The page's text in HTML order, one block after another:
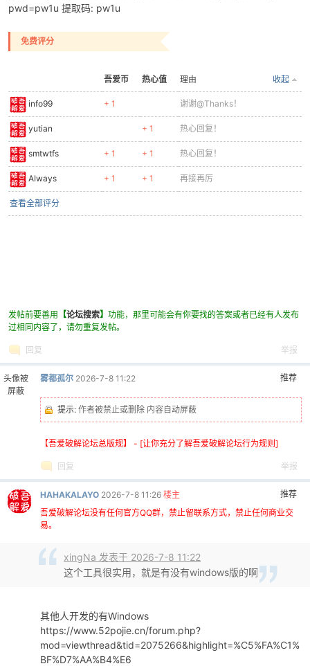
pwd=pw1u 提取码: pw1u
免费评分
吾爱币 热心值 收起
理由
info99 + 1 谢谢@Thanks！
yutian + 1 热心回复！
smtwtfs + 1 + 1 热心回复！
AIways + 1 + 1 再接再厉
查看全部评分
发帖前要善用 【论坛搜索】 功能，那里可能会有你要找的答案或者已经有人发布
过相同内容了，请勿重复发帖。
回复 举报
头像被
屏蔽
推荐
雾都孤尔 2026-7-8 11:22
提示: 作者被禁止或删除 内容自动屏蔽
【吾爱破解论坛总版规】 - [让你充分了解吾爱破解论坛行为规则]
回复 举报
推荐
HAHAKALAYO 2026-7-8 11:26 楼主
吾爱破解论坛没有任何官方QQ群，禁止留联系方式，禁止任何商业交
易。
xingNa 发表于 2026-7-8 11:22
这个工具很实用，就是有没有windows版的啊
其他人开发的有Windows
https://www.52pojie.cn/forum.php?
mod=viewthread&tid=2075266&highlight=%C5%FA%C1%
BF%D7%AA%B4%E6